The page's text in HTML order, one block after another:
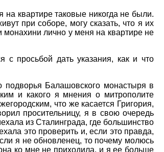
квартире таковые никогда не были.
при соборе, могу сказать, что я их
лично у меня на квартире не
с просьбой дать указания, как и что
подворья Балашовского монастыря в
и какого я мнения о митрополите
что же касается Григория,
просительницу, я в свою очередь
из Сталинграда, где большинство
это проверить и, если это правда,
я не обновленец, то почему молюсь
ко мне не приходила, и я ее больше